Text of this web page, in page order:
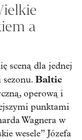
a
sceną dla jednej
Baltic
operową i
punktami
Wagnera w
wesele” Józefa